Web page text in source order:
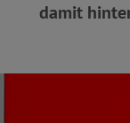
damit